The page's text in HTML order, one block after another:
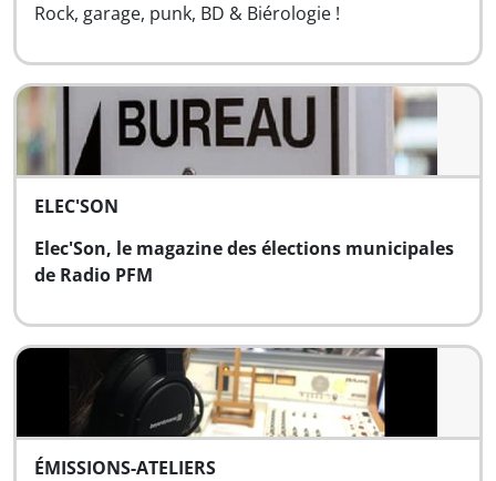
Rock, garage, punk, BD & Biérologie !
ELEC'SON
Elec'Son, le magazine des élections municipales
de Radio PFM
ÉMISSIONS-ATELIERS